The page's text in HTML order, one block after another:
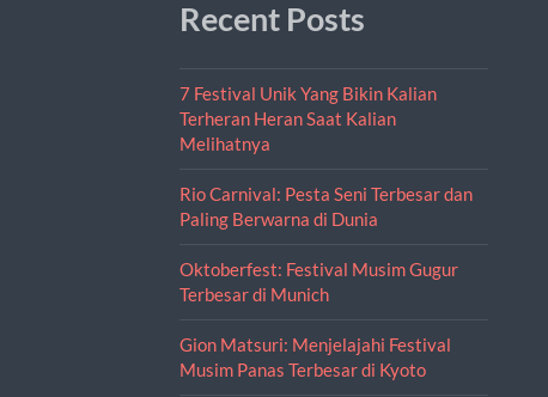
Recent Posts
7 Festival Unik Yang Bikin Kalian
Terheran Heran Saat Kalian
Melihatnya
Rio Carnival: Pesta Seni Terbesar dan
Paling Berwarna di Dunia
Oktoberfest: Festival Musim Gugur
Terbesar di Munich
Gion Matsuri: Menjelajahi Festival
Musim Panas Terbesar di Kyoto